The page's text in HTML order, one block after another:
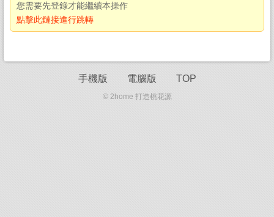
您需要先登錄才能繼續本操作
點擊此鏈接進行跳轉
手機版 電腦版 TOP
© 2home 打造桃花源